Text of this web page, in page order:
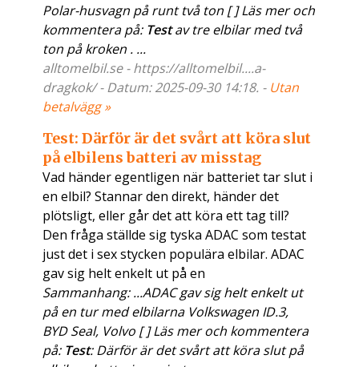
Polar-husvagn på runt två ton [ ] Läs mer och
kommentera på: Testav tre elbilar med två
ton på kroken . ...
alltomelbil.se - https://alltomelbil....a-
dragkok/ - Datum: 2025-09-30 14:18. - Utan
betalvägg »
Test: Därför är det svårt att köra slut
på elbilens batteri av misstag
Vad händer egentligen när batteriet tar slut i
en elbil? Stannar den direkt, händer det
plötsligt, eller går det att köra ett tag till?
Den fråga ställde sig tyska ADAC som testat
just det i sex stycken populära elbilar. ADAC
gav sig helt enkelt ut på en
Sammanhang: ...ADAC gav sig helt enkelt ut
på en tur med elbilarna Volkswagen ID.3,
BYD Seal, Volvo [ ] Läs mer och kommentera
på: Test: Därför är det svårt att köra slut på